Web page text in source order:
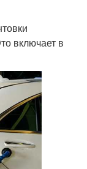
включает в